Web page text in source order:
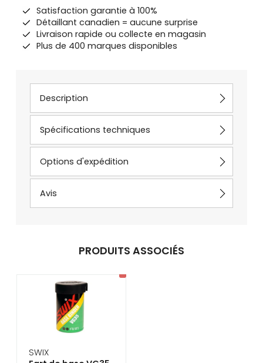
Satisfaction garantie à 100%
Détaillant canadien = aucune surprise
Livraison rapide ou collecte en magasin
Plus de 400 marques disponibles
Description
Spécifications techniques
Options d'expédition
Avis
PRODUITS ASSOCIÉS
SWIX